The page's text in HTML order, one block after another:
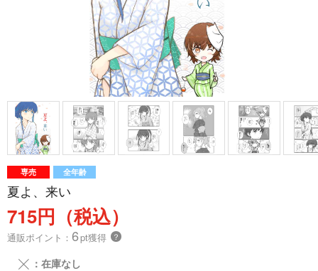
専売 全年齢
夏よ、来い
715円（税込）
通販ポイント： 6pt獲得 ？
╳ ：在庫なし